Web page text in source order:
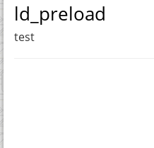
ld_preload
test